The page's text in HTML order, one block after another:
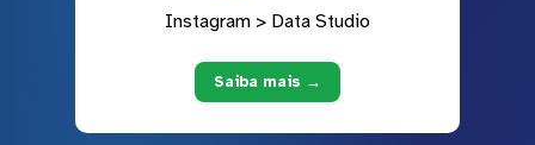
Instagram > Data Studio
Saiba mais →